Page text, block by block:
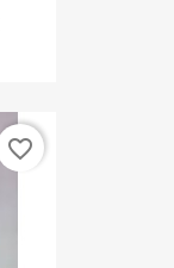
favorite_border